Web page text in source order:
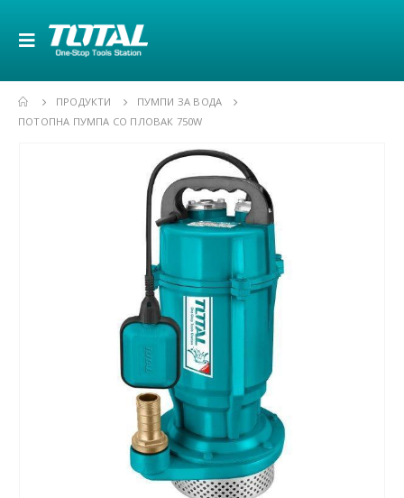
ПРОДУКТИ
ПУМПИ ЗА ВОДА
ПОТОПНА ПУМПА СО ПЛОВАК 750W